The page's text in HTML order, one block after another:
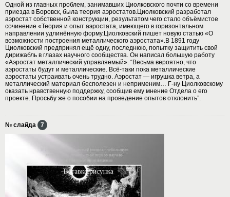
Одной из главных проблем, занимавших Циолковского почти со времени
приезда в Боровск, была теория аэростатов.Циолковский разработал
аэростат собственной конструкции, результатом чего стало объёмистое
сочинение «Теория и опыт аэростата, имеющего в горизонтальном
направлении удлинённую форму.Циолковский пишет новую статью «О
возможности построения металлического аэростата».В 1891 году
Циолковский предпринял ещё одну, последнюю, попытку защитить свой
дирижабль в глазах научного сообщества. Он написал большую работу
«Аэростат металлический управляемый». “Весьма вероятно, что
аэростаты будут и металлические. Всё-таки пока металлические
аэростаты устраивать очень трудно. Аэростат — игрушка ветра, а
металлический материал бесполезен и неприменим… Г-ну Циолковскому
оказать нравственную поддержку, сообщив ему мнение Отдела о его
проекте. Просьбу же о пособии на проведение опытов отклонить”.
№ слайда 7